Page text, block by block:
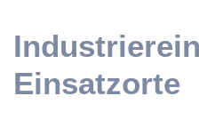
Einsatzorte